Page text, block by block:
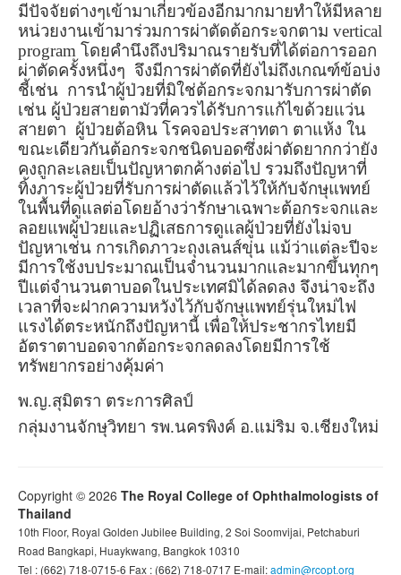
มีปัจจัยต่างๆเข้ามาเกี่ยวข้องอีกมากมายทำให้มีหลาย
หน่วยงานเข้ามาร่วมการผ่าตัดต้อกระจกตาม vertical
program โดยคำนึงถึงปริมาณรายรับที่ได้ต่อการออก
ผ่าตัดครั้งหนึ่งๆ จึงมีการผ่าตัดที่ยังไม่ถึงเกณฑ์ข้อบ่ง
ชี้เช่น การนำผู้ป่วยที่มิใช่ต้อกระจกมารับการผ่าตัด
เช่น ผู้ป่วยสายตามัวที่ควรได้รับการแก้ไขด้วยแว่น
สายตา ผู้ป่วยต้อหิน โรคจอประสาทตา ตาแห้ง ใน
ขณะเดียวกันต้อกระจกชนิดบอดซึ่งผ่าตัดยากกว่ายัง
คงถูกละเลยเป็นปัญหาตกค้างต่อไป รวมถึงปัญหาที่
ทิ้งภาระผู้ป่วยที่รับการผ่าตัดแล้วไว้ให้กับจักษุแพทย์
ในพื้นที่ดูแลต่อโดยอ้างว่ารักษาเฉพาะต้อกระจกและ
ลอยแพผู้ป่วยและปฏิเสธการดูแลผู้ป่วยที่ยังไม่จบ
ปัญหาเช่น การเกิดภาวะถุงเลนส์ขุ่น แม้ว่าแต่ละปีจะ
มีการใช้งบประมาณเป็นจำนวนมากและมากขึ้นทุกๆ
ปีแต่จำนวนตาบอดในประเทศมิได้ลดลง จึงน่าจะถึง
เวลาที่จะฝากความหวังไว้กับจักษุแพทย์รุ่นใหม่ไฟ
แรงได้ตระหนักถึงปัญหานี้ เพื่อให้ประชากรไทยมี
อัตราตาบอดจากต้อกระจกลดลงโดยมีการใช้
ทรัพยากรอย่างคุ้มค่า
พ.ญ.สุมิตรา ตระการศิลป์
กลุ่มงานจักษุวิทยา รพ.นครพิงค์ อ.แม่ริม จ.เชียงใหม่
Copyright © 2026 The Royal College of Ophthalmologists of
Thailand
10th Floor, Royal Golden Jubilee Building, 2 Soi Soomvijai, Petchaburi
Road Bangkapi, Huaykwang, Bangkok 10310
Tel : (662) 718-0715-6 Fax : (662) 718-0717 E-mail:admin@rcopt.org